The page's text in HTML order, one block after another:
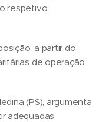
respetivo
a partir do
de operação
(PS), argumenta
adequadas